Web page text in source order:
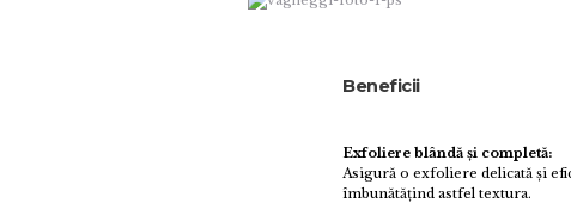
Beneficii
Exfoliere blândă și completă:
Asigură o exfoliere delicată și
îmbunătățind astfel textura.